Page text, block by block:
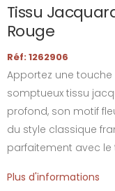
Tissu
Rouge
Réf: 1262906
Apportez une
somptueux tissu
profond, son motif
du style classique
parfaitement avec le
Plus d'informations